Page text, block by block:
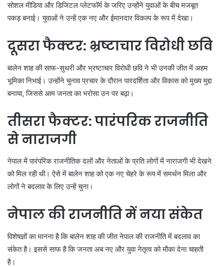
सोशल मीडिया और डिजिटल प्लेटफॉर्म के जरिए उन्होंने युवाओं के बीच मजबूत
पकड़ बनाई। युवाओं ने उन्हें एक नए और ईमानदार विकल्प के रूप में देखा।
दूसरा फैक्टर: भ्रष्टाचार विरोधी छवि
बालेन शाह की साफ-सुथरी और भ्रष्टाचार विरोधी छवि ने भी उनकी जीत में अहम
भूमिका निभाई। उन्होंने चुनाव प्रचार के दौरान पारदर्शिता और विकास को मुख्य मुद्दा
बनाया, जिससे आम जनता का भरोसा उन पर बढ़ा।
तीसरा फैक्टर: पारंपरिक राजनीति
से नाराजगी
नेपाल में पारंपरिक राजनीतिक दलों और नेताओं के प्रति लोगों में नाराजगी भी देखने
को मिल रही थी। ऐसे में बालेन शाह को एक नए चेहरे के रूप में समर्थन मिला और
लोगों ने बदलाव के लिए उन्हें चुना।
नेपाल की राजनीति में नया संकेत
विशेषज्ञों का मानना है कि बालेन शाह की जीत नेपाल की राजनीति में बदलाव का
संकेत है। इससे साफ है कि जनता अब नए और युवा नेतृत्व को मौका देना चाहती
है।